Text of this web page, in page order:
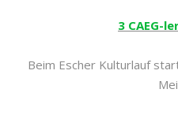
3 CAEG-
Beim Escher Kulturlauf